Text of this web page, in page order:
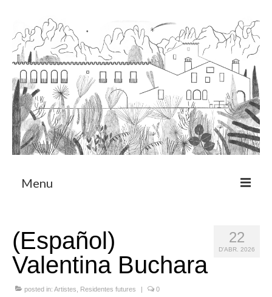
Menu
Programa de Residència
CRUCERO
Queda’t amb nosaltres
22
D'ABR. 2026
(Español)
Valentina Buchara
posted in: Artistes Residentes futures | 0